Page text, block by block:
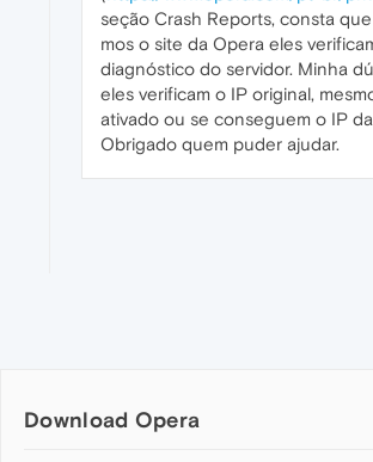
seção Crash Reports, consta
mos o site da Opera eles
diagnóstico do servidor. Minha
eles verificam o IP original,
ativado ou se conseguem o IP
Obrigado quem puder ajudar.
Download Opera